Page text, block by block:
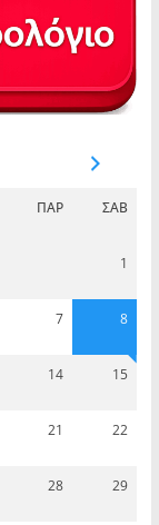
ΠΑΡ ΣΆΒ
1
7 8
14 15
21 22
28 29